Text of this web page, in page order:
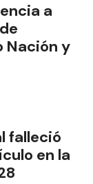
a
Nación y
falleció
en la